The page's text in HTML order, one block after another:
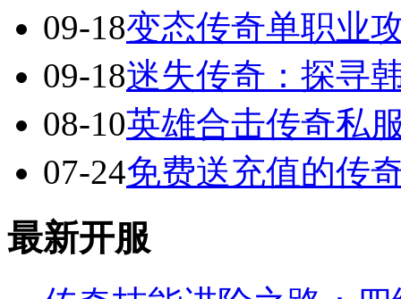
09-18变态传奇单职业
09-18迷失传奇：探寻
08-10英雄合击传奇私
07-24免费送充值的传
最新开服